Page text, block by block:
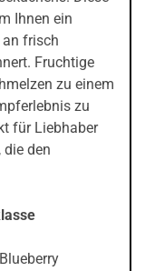
Ihnen ein
frisch
Fruchtige
zu einem
zu
für Liebhaber
den